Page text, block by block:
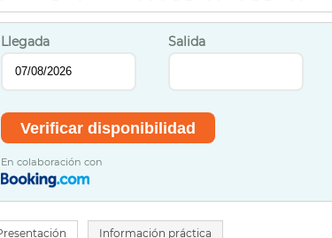
Llegada Salida
En colaboración con
Información práctica